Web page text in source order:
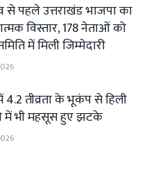
से पहले उत्तराखंड भाजपा का
विस्तार, 178 नेताओं को
में मिली जिम्मेदारी
4.2 तीव्रता के भूकंप से हिली
में भी महसूस हुए झटके